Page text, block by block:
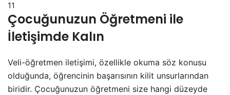
11
Çocuğunuzun Öğretmeni ile
İletişimde Kalın
Veli-öğretmen iletişimi, özellikle okuma söz konusu
olduğunda, öğrencinin başarısının kilit unsurlarından
biridir. Çocuğunuzun öğretmeni size hangi düzeyde